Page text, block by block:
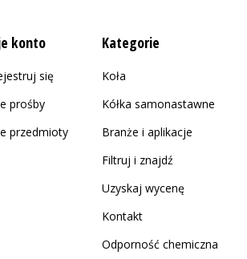
konto
się
prośby
przedmioty
Kategorie
Koła
Kółka samonastawne
Branże i aplikacje
Filtruj i znajdź
Uzyskaj wycenę
Kontakt
Odporność chemiczna